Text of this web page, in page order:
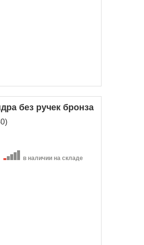
без ручек бронза
в наличии на складе